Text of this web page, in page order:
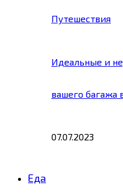
Путешествия
Идеальные и
вашего багажа
07.07.2023
Еда